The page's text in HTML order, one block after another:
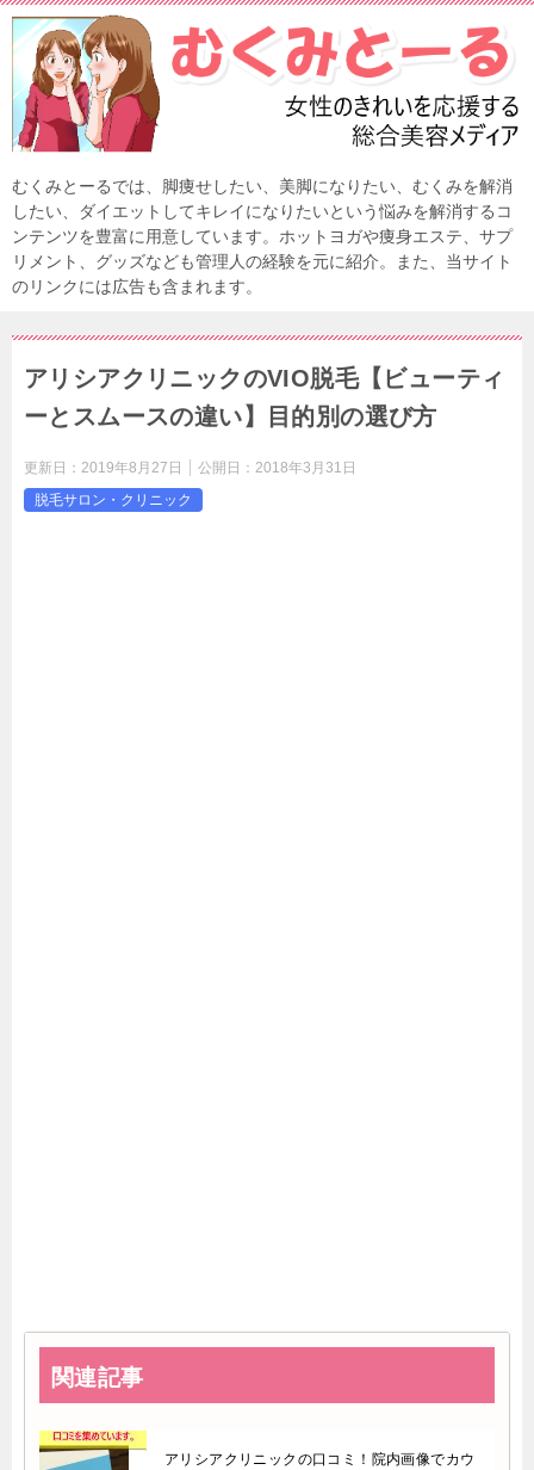
むくみとーるでは、脚痩せしたい、美脚になりたい、むくみを解消
したい、ダイエットしてキレイになりたいという悩みを解消するコ
ンテンツを豊富に用意しています。ホットヨガや痩身エステ、サプ
リメント、グッズなども管理人の経験を元に紹介。また、当サイト
のリンクには広告も含まれます。
アリシアクリニックのVIO脱毛【ビューティ
ーとスムースの違い】目的別の選び方
更新日： 2019年8月27日 公開日： 2018年3月31日
脱毛サロン・クリニック
関連記事
アリシアクリニックの口コミ！院内画像でカウ